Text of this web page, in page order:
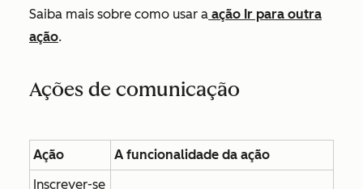
Saiba mais sobre como usar a ação Ir para outra
ação.
Ações de comunicação
Ação
A funcionalidade da ação
Inscrever-se